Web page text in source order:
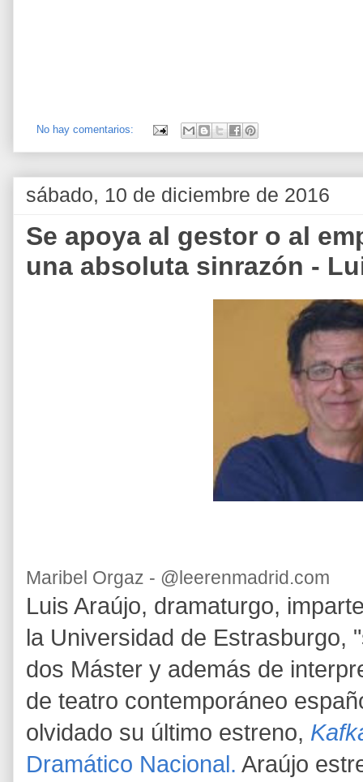
No hay comentarios:
sábado, 10 de diciembre de 2016
Se apoya al gestor o al
una absoluta sinrazón -
Maribel Orgaz - @leerenmadrid.com
Luis Araújo, dramaturgo,
la Universidad de Estrasburgo,
dos Máster y además de
de teatro contemporáneo
olvidado su último estreno,
Dramático Nacional. Araújo